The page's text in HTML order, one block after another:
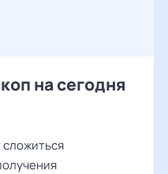
на сегодня